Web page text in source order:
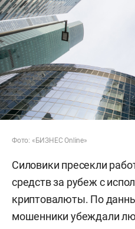
Фото: «БИЗНЕС Online»
Силовики пресекли
средств за рубеж с
криптовалюты. По
мошенники убеждали